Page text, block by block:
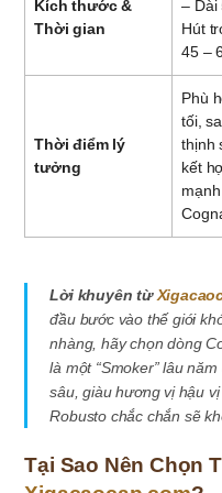
Kích thước &
Thời gian
– Dài
Hút
45 –
Thời điểm lý
tưởng
Phù
tối,
thịnh
kết
Lời khuyên từ
đầu bước vào thế giới
nhàng, hãy chọn dòng
là một “Smoker” lâu
sâu, giàu hương vị hậu
Robusto chắc chắn sẽ
Tại Sao Nên Chọn